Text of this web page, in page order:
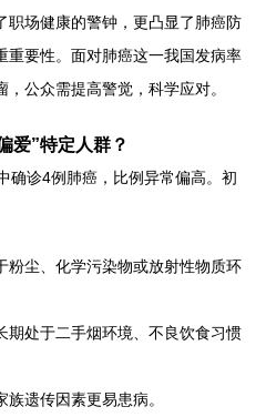
职场健康的警钟，更凸显了肺癌防
重要性。面对肺癌这一我国发病率
公众需提高警觉，科学应对。
爱”特定人群？
确诊4例肺癌，比例异常偏高。初
粉尘、化学污染物或放射性物质环
期处于二手烟环境、不良饮食习惯
族遗传因素更易患病。